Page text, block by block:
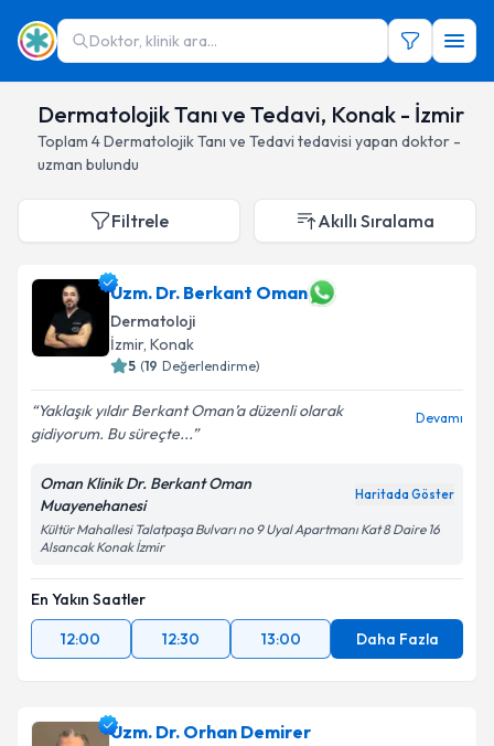
Doktor, klinik ara...
Dermatolojik Tanı ve Tedavi, Konak - İzmir
Toplam 4Dermatolojik Tanı ve Tedavi tedavisi yapan doktor -
uzman bulundu
Filtrele Akıllı Sıralama
Uzm. Dr. Berkant Oman
Dermatoloji
İzmir, Konak
5 (19 Değerlendirme)
Yaklaşık yıldır Berkant Oman’a düzenli olarak
gidiyorum. Bu süreçte...
Devamı
Oman Klinik Dr. Berkant Oman
Muayenehanesi
Haritada Göster
Kültür Mahallesi Talatpaşa Bulvarı no 9 Uyal Apartmanı Kat 8 Daire 16
Alsancak Konak İzmir
En Yakın Saatler
12:00
12:30 13:00 Daha Fazla
Uzm. Dr. Orhan Demirer